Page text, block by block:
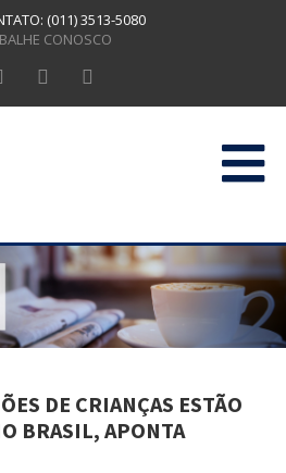
(011) 3513-5080
CONOSCO
DE CRIANÇAS ESTÃO
BRASIL, APONTA